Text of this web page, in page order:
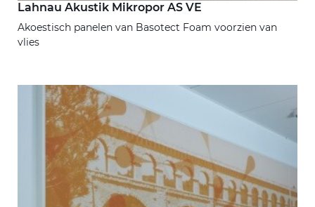
Lahnau Akustik Mikropor AS VE
Akoestisch panelen van Basotect Foam voorzien van
vlies